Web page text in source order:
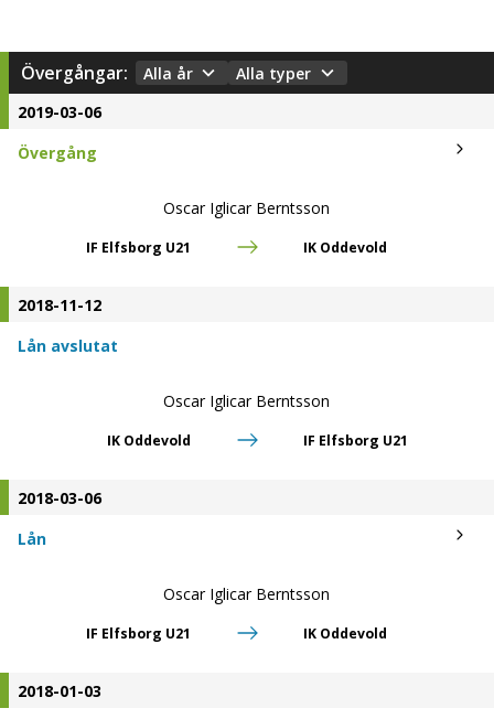
Övergångar: Alla år
Alla typer
2019-03-06
Övergång
Oscar Iglicar Berntsson
IF Elfsborg U21 IK Oddevold
2018-11-12
Lån avslutat
Oscar Iglicar Berntsson
IK Oddevold IF Elfsborg U21
2018-03-06
Lån
Oscar Iglicar Berntsson
IF Elfsborg U21 IK Oddevold
2018-01-03